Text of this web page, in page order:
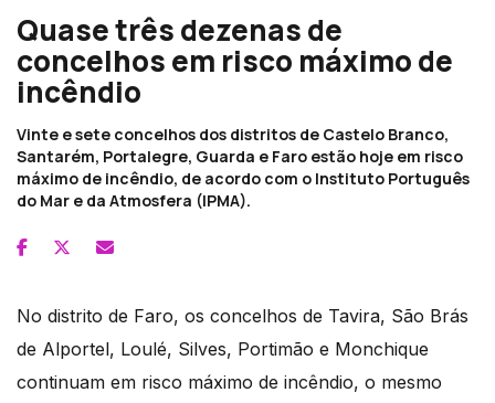
Quase três dezenas de
concelhos em risco máximo de
incêndio
Vinte e sete concelhos dos distritos de Castelo Branco,
Santarém, Portalegre, Guarda e Faro estão hoje em risco
máximo de incêndio, de acordo com o Instituto Português
do Mar e da Atmosfera (IPMA).
No distrito de Faro, os concelhos de Tavira, São Brás
de Alportel, Loulé, Silves, Portimão e Monchique
continuam em risco máximo de incêndio, o mesmo